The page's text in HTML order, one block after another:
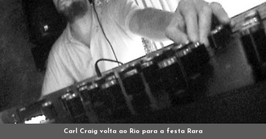
Carl Craig volta ao Rio para a festa Rara